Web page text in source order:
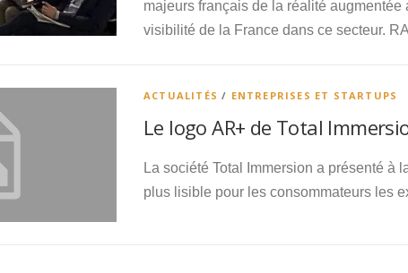
majeurs français de la réalité
visibilité de la France dans ce secteur.
ACTUALITÉS / ENTREPRISES ET STARTUPS
Le logo AR+ de Total
La société Total Immersion a présenté à
plus lisible pour les consommateurs les